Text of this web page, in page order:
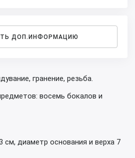
ДОП.ИНФОРМАЦИЮ
гранение, резьба.
восемь бокалов и
см, диаметр основания и верха 7